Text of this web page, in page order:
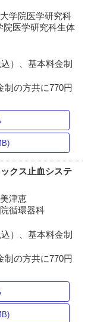
学院医学研究科
院医学研究科生体
）、基本料金制
制の方共に770円
クス止血システ
津恵
循環器科
）、基本料金制
制の方共に770円